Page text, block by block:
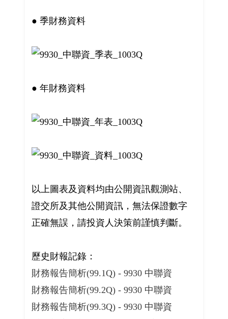
● 季財務資料
● 年財務資料
以上圖表及資料均由公開資訊觀測站、
證交所及其他公開資訊，無法保證數字
正確無誤，請投資人決策前謹慎判斷。
歷史財報記錄：
財務報告簡析(99.1Q) - 9930 中聯資
財務報告簡析(99.2Q) - 9930 中聯資
財務報告簡析(99.3Q) - 9930 中聯資